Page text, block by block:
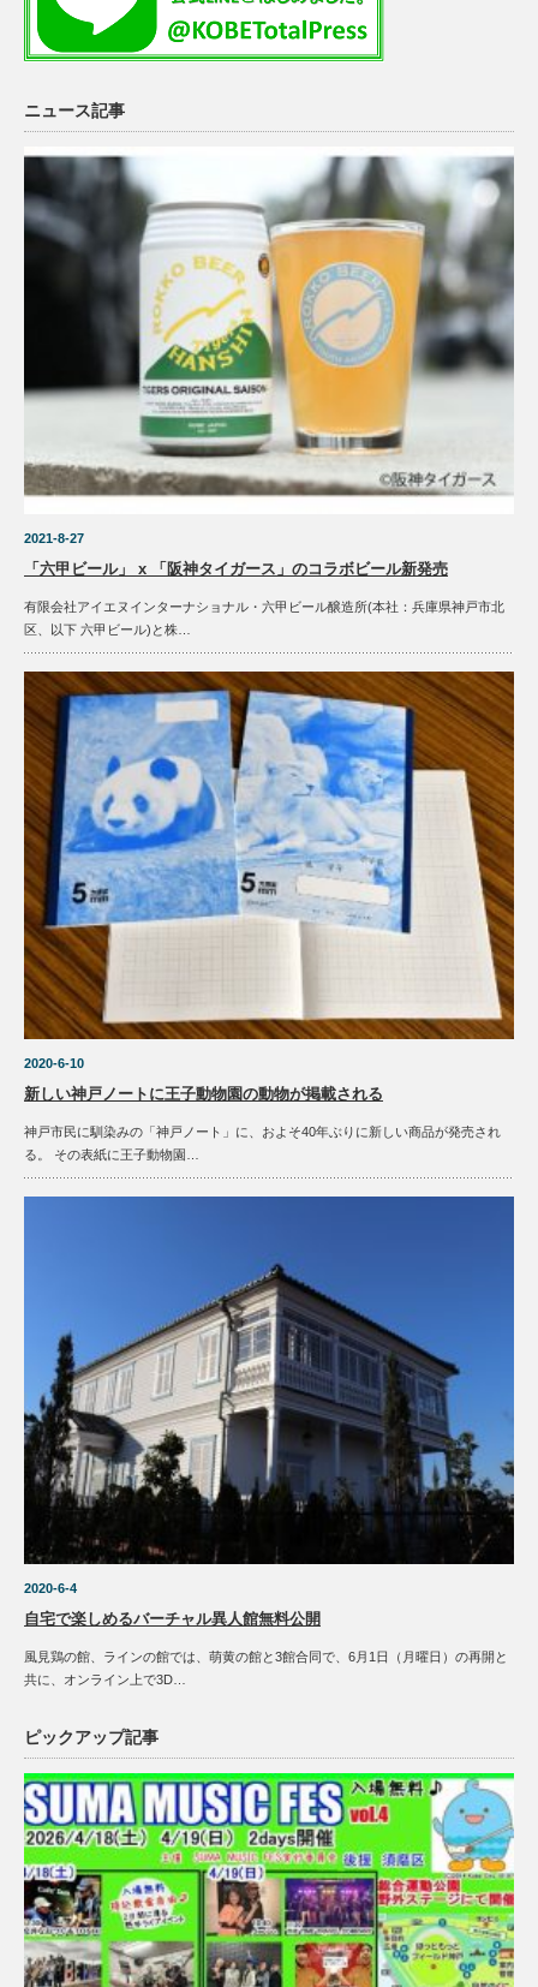
ニュース記事
2021-8-27
「六甲ビール」 x 「阪神タイガース」のコラボビール新発売
有限会社アイエヌインターナショナル・六甲ビール醸造所(本社：兵庫県神戸市北
区、以下 六甲ビール)と株…
2020-6-10
新しい神戸ノートに王子動物園の動物が掲載される
神戸市民に馴染みの「神戸ノート」に、およそ40年ぶりに新しい商品が発売され
る。 その表紙に王子動物園…
2020-6-4
自宅で楽しめるバーチャル異人館無料公開
風見鶏の館、ラインの館では、萌黄の館と3館合同で、6月1日（月曜日）の再開と
共に、オンライン上で3D…
ピックアップ記事